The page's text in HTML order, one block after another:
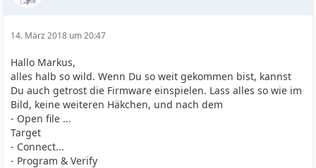
14. März 2018 um 20:47
Hallo Markus,
alles halb so wild. Wenn Du so weit gekommen bist, kannst
Du auch getrost die Firmware einspielen. Lass alles so wie im
Bild, keine weiteren Häkchen, und nach dem
- Open file ...
Target
- Connect...
- Program & Verify